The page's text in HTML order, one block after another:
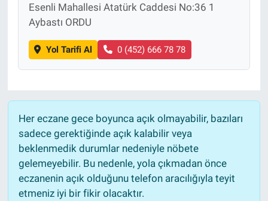
Esenli Mahallesi Atatürk Caddesi No:36 1
Aybastı ORDU
Yol Tarifi Al 0 (452) 666 78 78
Her eczane gece boyunca açık olmayabilir, bazıları
sadece gerektiğinde açık kalabilir veya
beklenmedik durumlar nedeniyle nöbete
gelemeyebilir. Bu nedenle, yola çıkmadan önce
eczanenin açık olduğunu telefon aracılığıyla teyit
etmeniz iyi bir fikir olacaktır.